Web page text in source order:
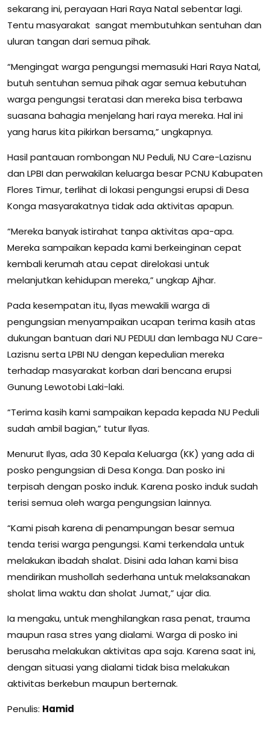
sekarang ini, perayaan Hari Raya Natal sebentar lagi.
Tentu masyarakat sangat membutuhkan sentuhan dan
uluran tangan dari semua pihak.
“Mengingat warga pengungsi memasuki Hari Raya Natal,
butuh sentuhan semua pihak agar semua kebutuhan
warga pengungsi teratasi dan mereka bisa terbawa
suasana bahagia menjelang hari raya mereka. Hal ini
yang harus kita pikirkan bersama,” ungkapnya.
Hasil pantauan rombongan NU Peduli, NU Care-Lazisnu
dan LPBI dan perwakilan keluarga besar PCNU Kabupaten
Flores Timur, terlihat di lokasi pengungsi erupsi di Desa
Konga masyarakatnya tidak ada aktivitas apapun.
“Mereka banyak istirahat tanpa aktivitas apa-apa.
Mereka sampaikan kepada kami berkeinginan cepat
kembali kerumah atau cepat direlokasi untuk
melanjutkan kehidupan mereka,” ungkap Ajhar.
Pada kesempatan itu, Ilyas mewakili warga di
pengungsian menyampaikan ucapan terima kasih atas
dukungan bantuan dari NU PEDULI dan lembaga NU Care-
Lazisnu serta LPBI NU dengan kepedulian mereka
terhadap masyarakat korban dari bencana erupsi
Gunung Lewotobi Laki-laki.
“Terima kasih kami sampaikan kepada kepada NU Peduli
sudah ambil bagian,” tutur Ilyas.
Menurut Ilyas, ada 30 Kepala Keluarga (KK) yang ada di
posko pengungsian di Desa Konga. Dan posko ini
terpisah dengan posko induk. Karena posko induk sudah
terisi semua oleh warga pengungsian lainnya.
“Kami pisah karena di penampungan besar semua
tenda terisi warga pengungsi. Kami terkendala untuk
melakukan ibadah shalat. Disini ada lahan kami bisa
mendirikan mushollah sederhana untuk melaksanakan
sholat lima waktu dan sholat Jumat,” ujar dia.
Ia mengaku, untuk menghilangkan rasa penat, trauma
maupun rasa stres yang dialami. Warga di posko ini
berusaha melakukan aktivitas apa saja. Karena saat ini,
dengan situasi yang dialami tidak bisa melakukan
aktivitas berkebun maupun berternak.
Penulis: Hamid